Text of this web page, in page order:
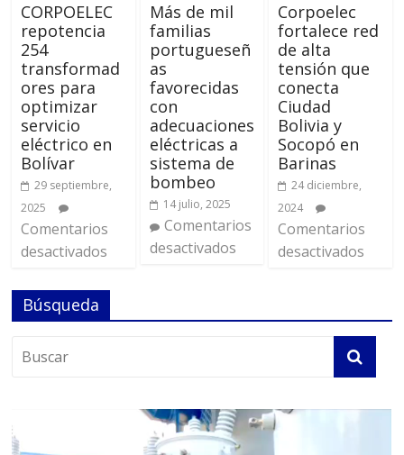
CORPOELEC
repotencia
254
transformad
ores para
optimizar
servicio
eléctrico en
Bolívar
29 septiembre,
2025
Comentarios
desactivados
Más de mil
familias
portugueseñ
as
favorecidas
con
adecuaciones
eléctricas a
sistema de
bombeo
14 julio, 2025
Comentarios
desactivados
Corpoelec
fortalece red
de alta
tensión que
conecta
Ciudad
Bolivia y
Socopó en
Barinas
24 diciembre,
2024
Comentarios
desactivados
Búsqueda